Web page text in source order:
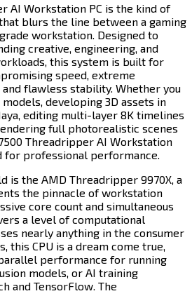
AI Workstation PC is the kind of
blurs the line between a gaming
workstation. Designed to
creative, engineering, and
this system is built for
speed, extreme
flawless stability. Whether you
developing 3D assets in
editing multi-layer 8K timelines
full photorealistic scenes
Threadripper AI Workstation
is the AMD Threadripper 9970X, a
the pinnacle of workstation
core count and simultaneous
a level of computational
nearly anything in the consumer
this CPU is a dream come true,
performance for running
models, or AI training
and TensorFlow. The